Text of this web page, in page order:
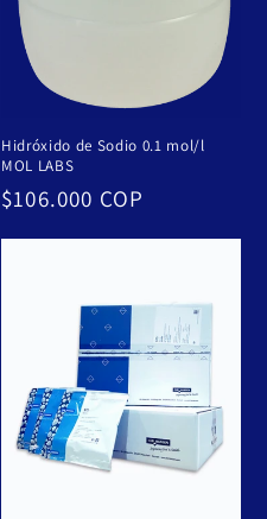
Hidróxido de Sodio 0.1 mol/l
MOL LABS
Precio
habitual
$106.000 COP